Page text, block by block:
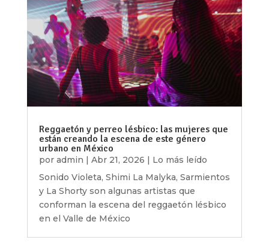
Reggaetón y perreo lésbico: las mujeres que
están creando la escena de este género
urbano en México
por admin Abr 21, 2026
Lo más leído
Sonido Violeta, Shimi La Malyka, Sarmientos
y La Shorty son algunas artistas que
conforman la escena del reggaetón lésbico
en el Valle de México